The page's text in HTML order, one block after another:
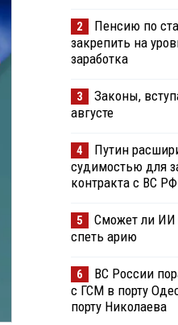
2
Пенсию по
закрепить на
заработка
3
Законы,
августе
4
Путин
судимостью для
контракта с ВС РФ
5
Сможет ли ИИ
спеть арию
6
ВС России
с ГСМ в порту
порту Николаева